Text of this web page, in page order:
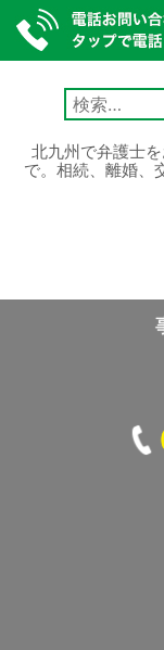
検
索:
北九州で弁護士
で。相続、離婚、